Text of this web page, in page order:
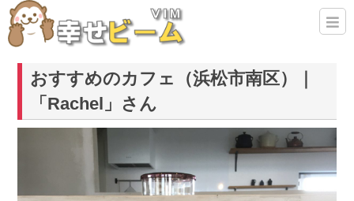
おすすめのカフェ（浜松市南区）｜
「Rachel」さん